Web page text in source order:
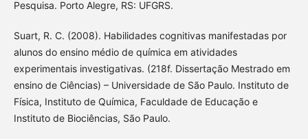
Pesquisa. Porto Alegre, RS: UFGRS.
Suart, R. C. (2008). Habilidades cognitivas manifestadas por
alunos do ensino médio de química em atividades
experimentais investigativas. (218f. Dissertação Mestrado em
ensino de Ciências) – Universidade de São Paulo. Instituto de
Física, Instituto de Química, Faculdade de Educação e
Instituto de Biociências, São Paulo.